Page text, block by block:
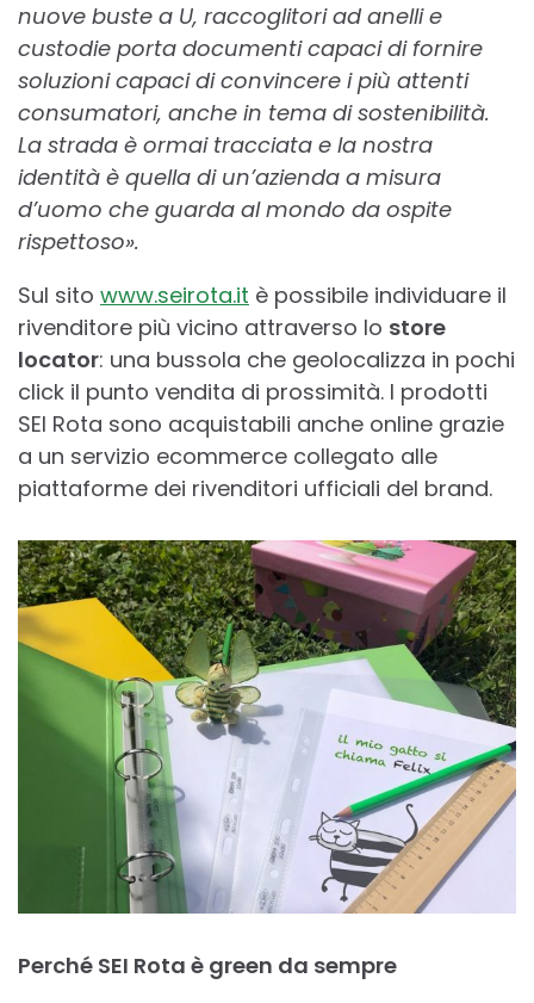
nuove buste a U, raccoglitori ad anelli e
custodie porta documenti capaci di fornire
soluzioni capaci di convincere i più attenti
consumatori, anche in tema di sostenibilità.
La strada è ormai tracciata e la nostra
identità è quella di un’azienda a misura
d’uomo che guarda al mondo da ospite
rispettoso».
Sul sito www.seirota.it è possibile individuare il
rivenditore più vicino attraverso lo store
locator: una bussola che geolocalizza in pochi
click il punto vendita di prossimità. I prodotti
SEI Rota sono acquistabili anche online grazie
a un servizio ecommerce collegato alle
piattaforme dei rivenditori ufficiali del brand.
Perché SEI Rota è green da sempre